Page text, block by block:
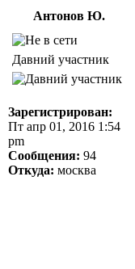
Антонов Ю.
Давний участник
Зарегистрирован:
Пт апр 01, 2016 1:54
pm
Сообщения: 94
Откуда: москва